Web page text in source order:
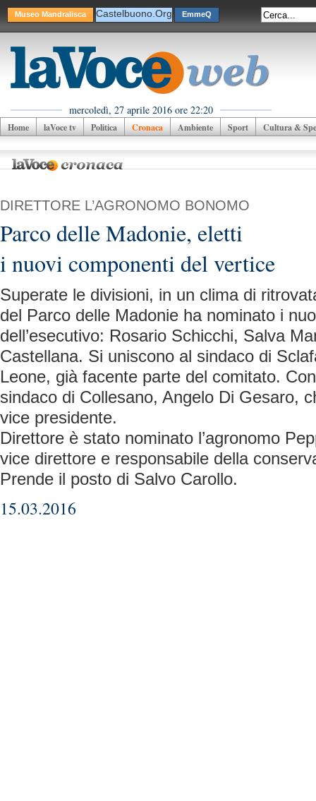
Museo Mandralisca Castelbuono.Org EmmeQ
mercoledì, 27 aprile 2016 ore 22:20
Home laVoce tv Politica Cronaca Ambiente Sport Cultura &
DIRETTORE L’AGRONOMO BONOMO
Parco delle Madonie, eletti
i nuovi componenti del vertice
Superate le divisioni, in un clima di
del Parco delle Madonie ha nominato i
dell’esecutivo: Rosario Schicchi, Salva
Castellana. Si uniscono al sindaco di
Leone, già facente parte del comitato.
sindaco di Collesano, Angelo Di Gesaro,
vice presidente.
Direttore è stato nominato l’agronomo
vice direttore e responsabile della
Prende il posto di Salvo Carollo.
15.03.2016